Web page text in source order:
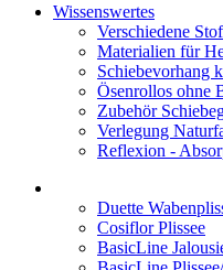
Wissenswertes
Verschiedene
Materialien für
Schiebevorhang
Ösenrollos ohne
Zubehör
Verlegung
Reflexion -
Duette
Cosiflor Plissee
BasicLine